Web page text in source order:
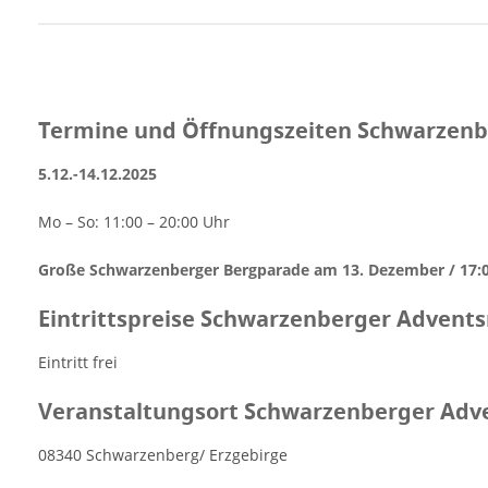
Termine und Öffnungszeiten
5.12.-14.12.2025
Mo – So: 11:00 – 20:00 Uhr
Große Schwarzenberger Bergparade am 13. Dezember /
Eintrittspreise Schwarzenberger
Eintritt frei
Veranstaltungsort Schwarzenberger
08340 Schwarzenberg/ Erzgebirge